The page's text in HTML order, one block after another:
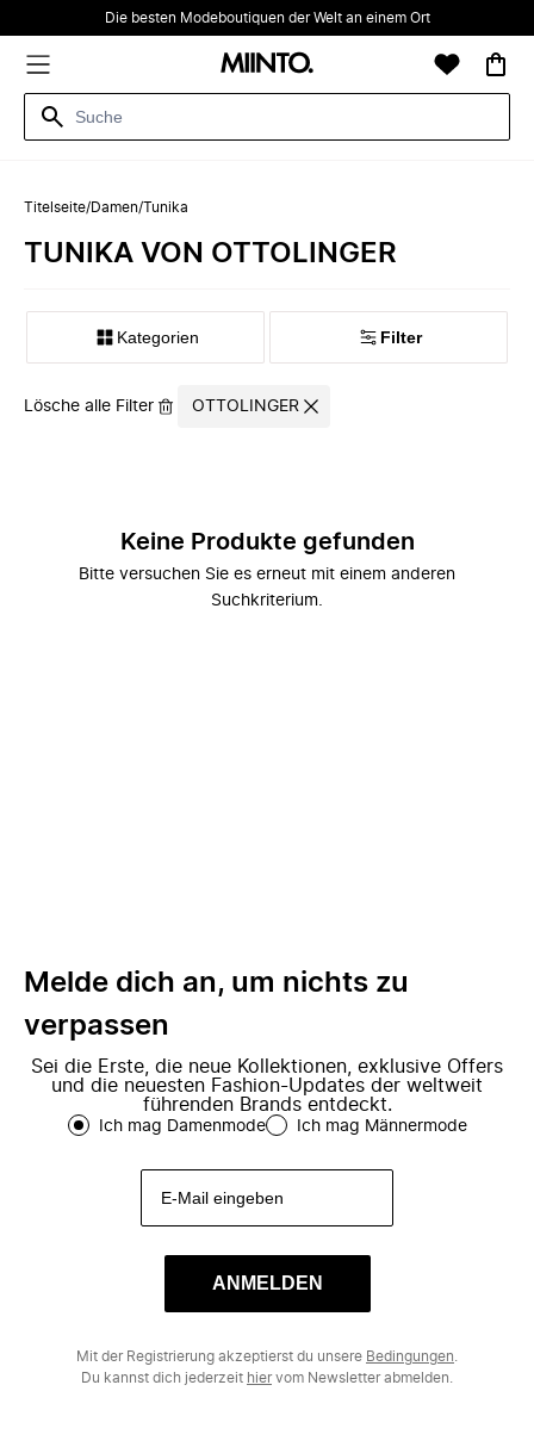
Die besten Modeboutiquen der Welt an einem Ort
Titelseite/Damen/Tunika
TUNIKA VON OTTOLINGER
Kategorien Filter
Lösche alle Filter OTTOLINGER
Keine Produkte gefunden
Bitte versuchen Sie es erneut mit einem anderen
Suchkriterium.
Melde dich an, um nichts zu
verpassen
Sei die Erste, die neue Kollektionen, exklusive Offers
und die neuesten Fashion-Updates der weltweit
führenden Brands entdeckt.
Ich mag Damenmode Ich mag Männermode
ANMELDEN
Mit der Registrierung akzeptierst du unsere Bedingungen
Du kannst dich jederzeit hiervom Newsletter abmelden.